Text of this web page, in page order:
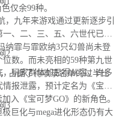
仅余99种。
九年来游戏通过更新逐步引
、二、三、五、六世代已完
纳霏与霏欧纳3只幻兽尚未登
数。而未亮相的59种第九世
占据了待收录名单的过半比
玩家群体却显得从容。许多
报泄露，预计定名为《宝可
入《宝可梦GO》的新角色。
巨化与mega进化形态仍有大